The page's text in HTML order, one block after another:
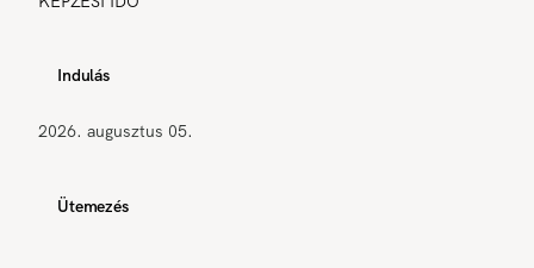
Indulás
2026. augusztus 05.
Ütemezés